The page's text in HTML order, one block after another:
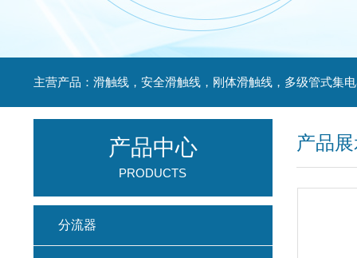
产品
产品中心
PRODUCTS
分流器